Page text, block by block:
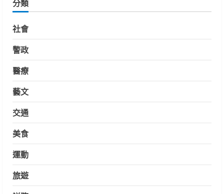
分類
社會
警政
醫療
藝文
交通
美食
運動
旅遊